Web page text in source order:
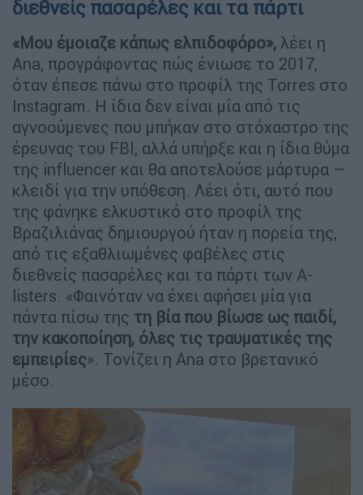
διεθνείς πασαρέλες και τα πάρτι
«Μου έμοιαζε κάπως ελπιδοφόρο», λέει η
Ana, προγράφοντας πώς ένιωσε το 2017,
όταν έπεσε πάνω στο προφίλ της Torres στο
Instagram. Η ίδια δεν είναι μία από τις
αγνοούμενες που μπήκαν στο στόχαστρο της
έρευνας του FBI, αλλά υπήρξε και η ίδια θύμα
της influencer και θα αποτελούσε μάρτυρα –
κλειδί για την υπόθεση. Λέει ότι, αυτό που
της φάνηκε ελκυστικό στο προφίλ της
Βραζιλιάνας δημιουργού ήταν η πορεία της,
από τις εξαθλιωμένες φαβέλες στις
διεθνείς πασαρέλες και τα πάρτι των A-
listers. «Φαινόταν να έχει αφήσει μία για
πάντα πίσω της τη βία που βίωσε ως παιδί,
την κακοποίηση, όλες τις τραυματικές της
εμπειρίες». Τονίζει η Ana στο βρετανικό
μέσο.